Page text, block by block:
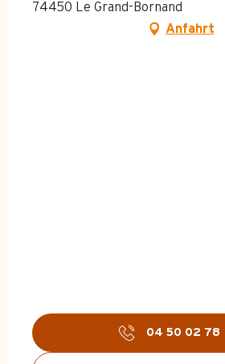
74450 Le Grand-Bornand
Anfahrt
04 50 02 78